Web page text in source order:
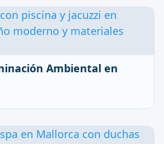
Ambiental en